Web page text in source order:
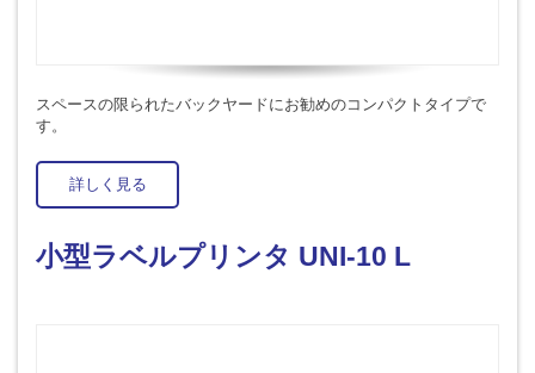
スペースの限られたバックヤードにお勧めのコンパクトタイプで
す。
詳しく見る
小型ラベルプリンタ UNI-10 L